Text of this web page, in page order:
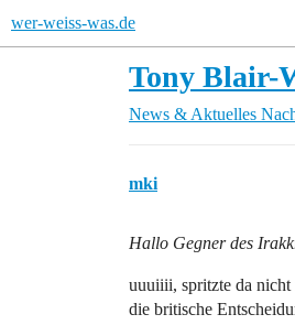
wer-weiss-was.de
Tony Blair-
News & Aktuelles
mki
Hallo Gegner des
uuuiiii, spritzte da
die britische